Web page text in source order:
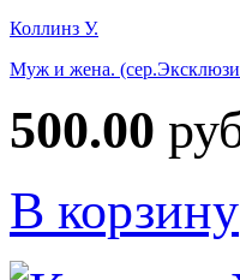
Коллинз У.
Муж и жена.
500.00
В корзину